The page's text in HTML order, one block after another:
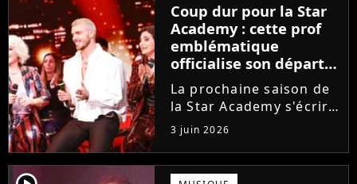
Coup dur pour la Star
Academy : cette prof
emblématique
officialise son départ,
"Ça devenait assez
compliqué"
La prochaine saison de
la Star Academy s'écrira
avec une nouvelle
recrue dans ses rangs.
Coach d'expression
scénique de l'émission,
3 juin 2026